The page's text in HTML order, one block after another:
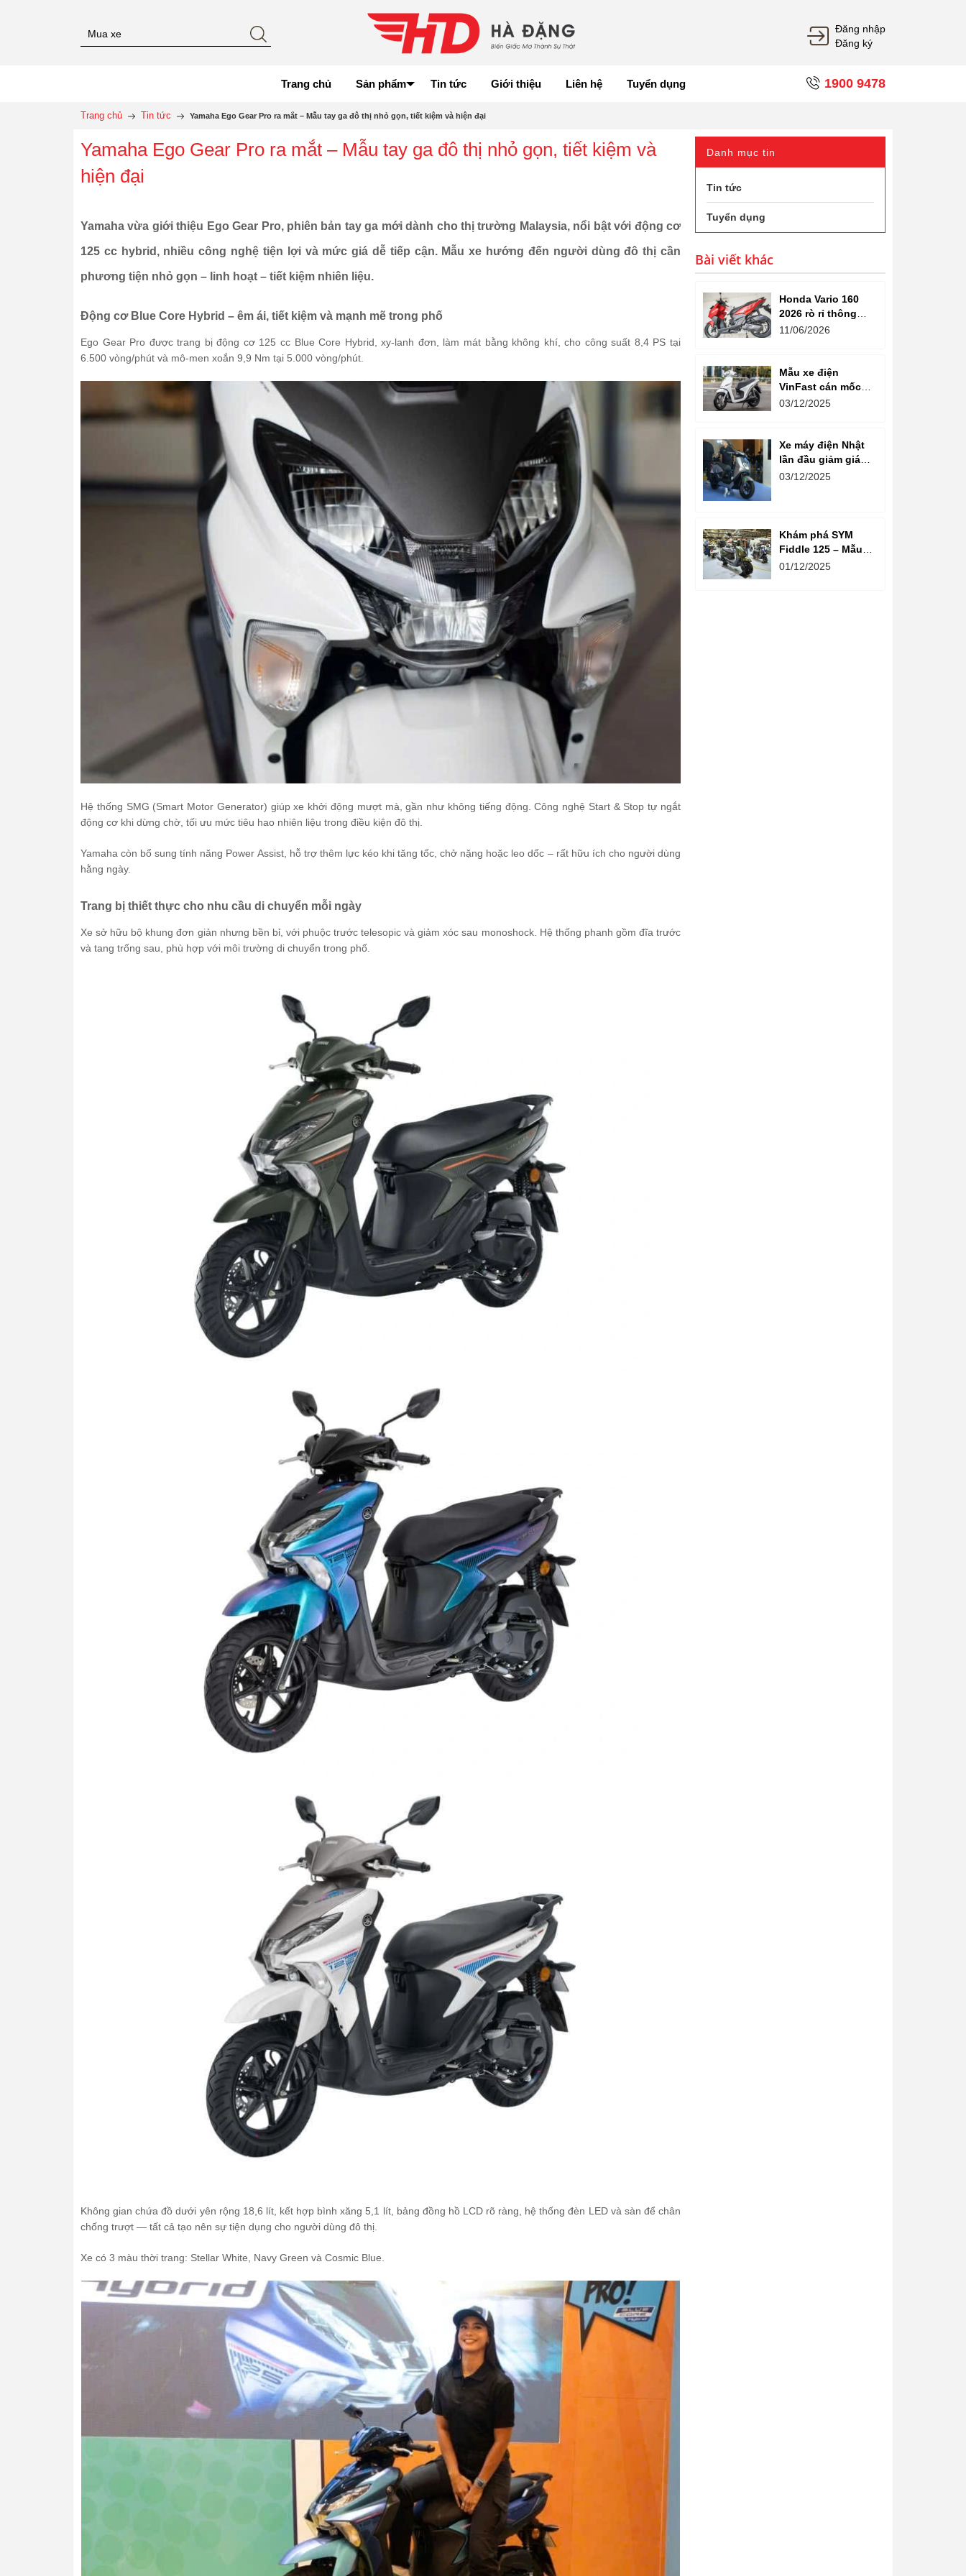
Đăng nhập
Đăng ký
Trang chủ Sản phẩm Tin tức Giới thiệu Liên hệ Tuyển dụng 1900 9478
Trang chủ Tin tức Yamaha Ego Gear Pro ra mắt – Mẫu tay ga đô thị nhỏ gọn, tiết kiệm và hiện đại
Yamaha Ego Gear Pro ra mắt – Mẫu tay ga đô thị nhỏ gọn, tiết kiệm và
hiện đại
Yamaha vừa giới thiệu Ego Gear Pro, phiên bản tay ga mới dành cho thị trường Malaysia, nổi bật với động cơ
125 cc hybrid, nhiều công nghệ tiện lợi và mức giá dễ tiếp cận. Mẫu xe hướng đến người dùng đô thị cần
phương tiện nhỏ gọn – linh hoạt – tiết kiệm nhiên liệu.
Động cơ Blue Core Hybrid – êm ái, tiết kiệm và mạnh mẽ trong phố
Ego Gear Pro được trang bị động cơ 125 cc Blue Core Hybrid, xy-lanh đơn, làm mát bằng không khí, cho công suất 8,4 PS tại
6.500 vòng/phút và mô-men xoắn 9,9 Nm tại 5.000 vòng/phút.
Hệ thống SMG (Smart Motor Generator) giúp xe khởi động mượt mà, gần như không tiếng động. Công nghệ Start & Stop tự ngắt
động cơ khi dừng chờ, tối ưu mức tiêu hao nhiên liệu trong điều kiện đô thị.
Yamaha còn bổ sung tính năng Power Assist, hỗ trợ thêm lực kéo khi tăng tốc, chở nặng hoặc leo dốc – rất hữu ích cho người dùng
hằng ngày.
Trang bị thiết thực cho nhu cầu di chuyển mỗi ngày
Xe sở hữu bộ khung đơn giản nhưng bền bỉ, với phuộc trước telesopic và giảm xóc sau monoshock. Hệ thống phanh gồm đĩa trước
và tang trống sau, phù hợp với môi trường di chuyển trong phố.
Không gian chứa đồ dưới yên rộng 18,6 lít, kết hợp bình xăng 5,1 lít, bảng đồng hồ LCD rõ ràng, hệ thống đèn LED và sàn để chân
chống trượt — tất cả tạo nên sự tiện dụng cho người dùng đô thị.
Xe có 3 màu thời trang: Stellar White, Navy Green và Cosmic Blue.
Danh mục tin
Tin tức
Tuyển dụng
Bài viết khác
Honda Vario 160
2026 rò rỉ thông
tin: Ngoại hình tinh
11/06/2026
Mẫu xe điện
VinFast cán mốc
gần 100.000 km,
dài vận hành
03/12/2025
Xe máy điện Nhật
lần đầu giảm giá
tại Việt Nam
03/12/2025
Khám phá SYM
Fiddle 125 – Mẫu
tay ga tân cổ điển
01/12/2025